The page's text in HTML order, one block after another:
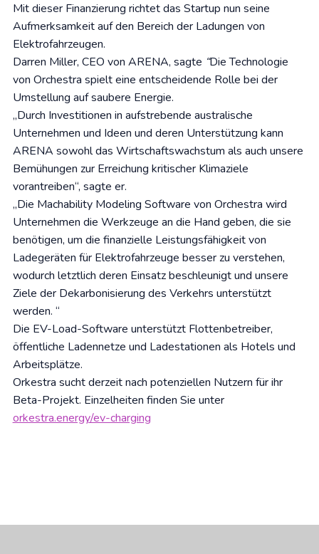
Mit dieser Finanzierung richtet das Startup nun seine
Aufmerksamkeit auf den Bereich der Ladungen von
Elektrofahrzeugen.
Darren Miller, CEO von ARENA, sagte “Die Technologie
von Orchestra spielt eine entscheidende Rolle bei der
Umstellung auf saubere Energie.
„Durch Investitionen in aufstrebende australische
Unternehmen und Ideen und deren Unterstützung kann
ARENA sowohl das Wirtschaftswachstum als auch unsere
Bemühungen zur Erreichung kritischer Klimaziele
vorantreiben“, sagte er.
„Die Machability Modeling Software von Orchestra wird
Unternehmen die Werkzeuge an die Hand geben, die sie
benötigen, um die finanzielle Leistungsfähigkeit von
Ladegeräten für Elektrofahrzeuge besser zu verstehen,
wodurch letztlich deren Einsatz beschleunigt und unsere
Ziele der Dekarbonisierung des Verkehrs unterstützt
werden. “
Die EV-Load-Software unterstützt Flottenbetreiber,
öffentliche Ladennetze und Ladestationen als Hotels und
Arbeitsplätze.
Orkestra sucht derzeit nach potenziellen Nutzern für ihr
Beta-Projekt. Einzelheiten finden Sie unter
orkestra.energy/ev-charging